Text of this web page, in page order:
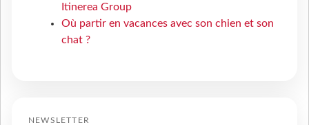
Itinerea Group
Où partir en vacances avec son chien et son
chat ?
NEWSLETTER